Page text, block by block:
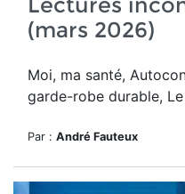
(mars 2026)
Moi, ma santé,
garde-robe durable,
Par : André Fauteux